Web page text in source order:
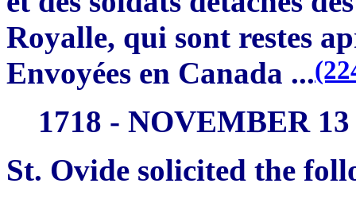
Royalle, qui sont restes
Envoyées en Canada ...
1718 - NOVEMBER 13
St. Ovide solicited the